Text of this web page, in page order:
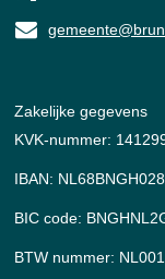
Zakelijke gegevens
KVK-nummer:
IBAN:
BIC code:
BTW nummer: